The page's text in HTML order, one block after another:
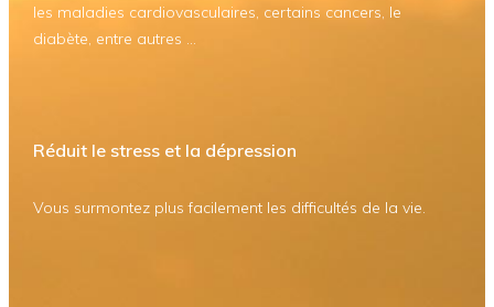
les maladies cardiovasculaires, certains cancers, le
diabète, entre autres ...
Réduit le stress et la dépression
Vous surmontez plus facilement les difficultés de la vie.